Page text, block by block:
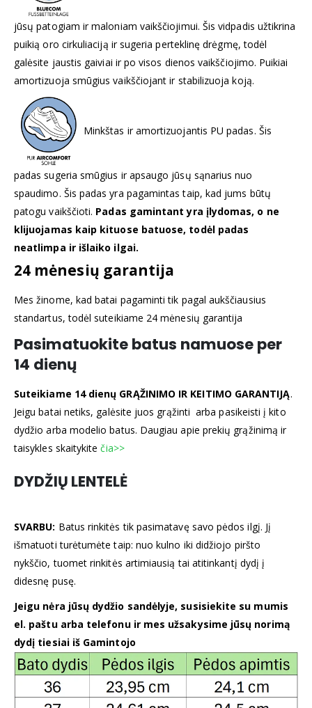
jūsų patogiam ir maloniam vaikščiojimui. Šis vidpadis užtikrina
puikią oro cirkuliaciją ir sugeria perteklinę drėgmę, todėl
galėsite jaustis gaiviai ir po visos dienos vaikščiojimo. Puikiai
amortizuoja smūgius vaikščiojant ir stabilizuoja koją.
Minkštas ir amortizuojantis PU padas. Šis
padas sugeria smūgius ir apsaugo jūsų sąnarius nuo
spaudimo. Šis padas yra pagamintas taip, kad jums būtų
patogu vaikščioti. Padas gamintant yra įlydomas, o ne
klijuojamas kaip kituose batuose, todėl padas
neatlimpa ir išlaiko ilgai.
24 mėnesių garantija
Mes žinome, kad batai pagaminti tik pagal aukščiausius
standartus, todėl suteikiame 24 mėnesių garantija
Pasimatuokite batus namuose per
14 dienų
Suteikiame 14 dienų GRĄŽINIMO IR KEITIMO GARANTIJĄ.
Jeigu batai netiks, galėsite juos grąžinti arba pasikeisti į kito
dydžio arba modelio batus. Daugiau apie prekių grąžinimą ir
taisykles skaitykitečia>>
DYDŽIŲ LENTELĖ
SVARBU: Batus rinkitės tik pasimatavę savo pėdos ilgį. Jį
išmatuoti turėtumėte taip: nuo kulno iki didžiojo piršto
nykščio, tuomet rinkitės artimiausią tai atitinkantį dydį į
didesnę pusę.
Jeigu nėra jūsų dydžio sandėlyje, susisiekite su mumis
el. paštu arba telefonu ir mes užsakysime jūsų norimą
dydį tiesiai iš Gamintojo